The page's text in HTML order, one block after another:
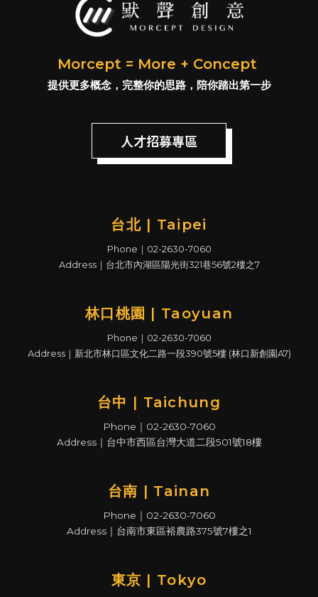
Morcept = More + Concept
提供更多概念，完整你的思路，陪你踏出第一步
人才招募專區
台北 | Taipei
Phone｜02-2630-7060
Address｜台北市內湖區陽光街321巷56號2樓之7
林口桃園 | Taoyuan
Phone｜02-2630-7060
Address｜新北市林口區文化二路一段390號5樓 (林口新創園A7)
台中 | Taichung
Phone｜02-2630-7060
Address｜台中市西區台灣大道二段501號18樓
台南 | Tainan
Phone｜02-2630-7060
Address｜台南市東區裕農路375號7樓之1
東京 | Tokyo